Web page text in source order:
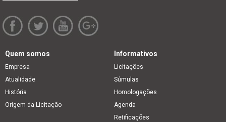
Quem somos
Empresa
Atualidade
História
Origem da Licitação
Informativos
Licitações
Súmulas
Homologações
Agenda
Retificações